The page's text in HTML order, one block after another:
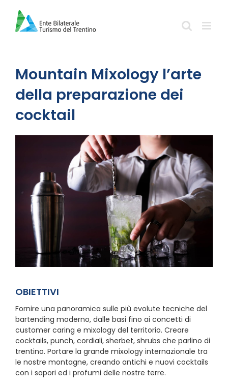
contenuto
Mountain Mixology l’arte
della preparazione dei
cocktail
OBIETTIVI
Fornire una panoramica sulle più evolute tecniche del
bartending moderno, dalle basi fino ai concetti di
customer caring e mixology del territorio. Creare
cocktails, punch, cordiali, sherbet, shrubs che parlino di
trentino. Portare la grande mixology internazionale tra
le nostre montagne, creando antichi e nuovi cocktails
con i sapori ed i profumi delle nostre terre.